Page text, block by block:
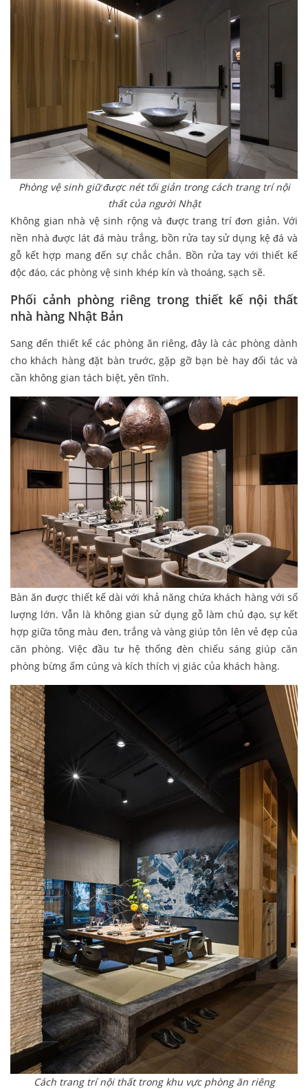
Phòng vệ sinh giữ được nét tối giản trong cách trang trí nội
thất của người Nhật
Không gian nhà vệ sinh rộng và được trang trí đơn giản. Với
nền nhà được lát đá màu trắng, bồn rửa tay sử dụng kệ đá và
gỗ kết hợp mang đến sự chắc chắn. Bồn rửa tay với thiết kế
độc đáo, các phòng vệ sinh khép kín và thoáng, sạch sẽ.
Phối cảnh phòng riêng trong thiết kế nội thất
nhà hàng Nhật Bản
Sang đến thiết kế các phòng ăn riêng, đây là các phòng dành
cho khách hàng đặt bàn trước, gặp gỡ bạn bè hay đối tác và
cần không gian tách biệt, yên tĩnh.
Bàn ăn được thiết kế dài với khả năng chứa khách hàng với số
lượng lớn. Vẫn là không gian sử dụng gỗ làm chủ đạo, sự kết
hợp giữa tông màu đen, trắng và vàng giúp tôn lên vẻ đẹp của
căn phòng. Việc đầu tư hệ thống đèn chiếu sáng giúp căn
phòng bừng ấm cúng và kích thích vị giác của khách hàng.
Cách trang trí nội thất trong khu vực phòng ăn riêng